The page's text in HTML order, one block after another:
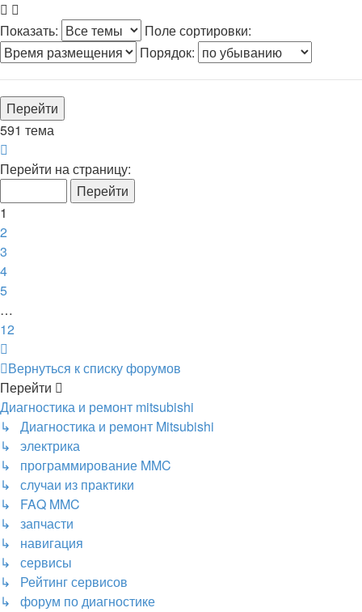
Показать:
Поле сортировки:
Порядок:
591 тема
1
12
Перейти на страницу:
1
2
3
4
5
…
12
Вернуться к списку форумов
Перейти
Диагностика и ремонт mitsubishi
↳ Диагностика и ремонт Mitsubishi
↳ электрика
↳ программирование MMC
↳ случаи из практики
↳ FAQ MMC
↳ запчасти
↳ навигация
↳ сервисы
↳ Рейтинг сервисов
↳ форум по диагностике